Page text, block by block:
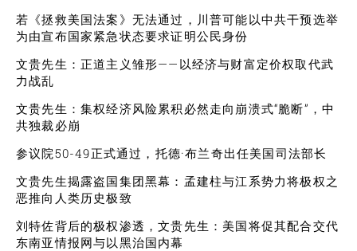
若《拯救美国法案》无法通过，川普可能以中共干预选举
为由宣布国家紧急状态要求证明公民身份
文贵先生：正道主义雏形——以经济与财富定价权取代武
力战乱
文贵先生：集权经济风险累积必然走向崩溃式“脆断”，中
共独裁必崩
参议院50-49正式通过，托德·布兰奇出任美国司法部长
文贵先生揭露盗国集团黑幕：孟建柱与江系势力将极权之
恶推向人类历史极致
刘特佐背后的极权渗透，文贵先生：美国将促其配合交代
东南亚情报网与以黑治国内幕